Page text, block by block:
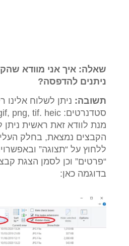
שאלה: איך אני מוודא
ניתנים להדפסה?
תשובה: ניתן לשלוח אלינו
מנת לוודא זאת ראשית
הקבצים נמצאת, בחלק
ללחוץ על “תצוגה”
“פרטים” וכן לסמן הצגת
בדוגמה כאן: